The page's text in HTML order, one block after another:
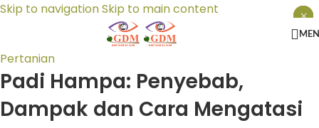
Skip to navigationSkip to main content
Pertanian
Padi Hampa: Penyebab,
Dampak dan Cara Mengatasi
×
×
×